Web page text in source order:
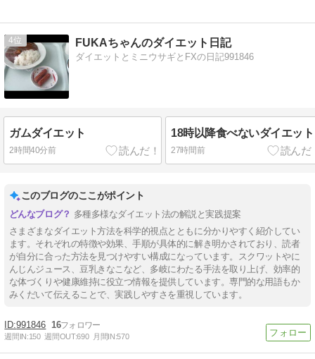
4 FUKAちゃんのダイエット日記
ダイエットとミニウサギとFXの日記991846
ガムダイエット
2時間40分前
18時以降食べないダイエット
27時間前
このブログのここがポイント
多種多様なダイエット法の解説と実践提案
さまざまなダイエット方法を科学的視点とともに分かりやすく紹介してい
ます。それぞれの特徴や効果、手順が具体的に解き明かされており、読者
が自分に合った方法を見つけやすい構成になっています。スクワットやに
んじんジュース、豆乳きなこなど、多岐にわたる手法を取り上げ、効率的
な体づくりや健康維持に役立つ情報を提供しています。専門的な用語もか
みくだいて伝えることで、実践しやすさを重視しています。
991846 16
週間IN:150 週間OUT:690 月間IN:570